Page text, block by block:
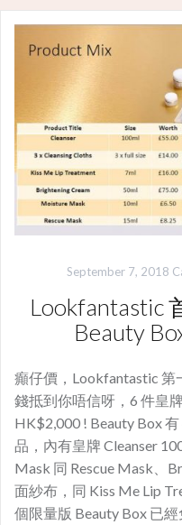
September 7, 2018
Lookfantastic
Beauty
癲仔價，Lookfantastic 第
錢抵到你唔信呀，6 件皇
HK$2,000 ! Beauty Box 有
品，內有皇牌 Cleanser
Mask 同 Rescue Mask、
面紗布，同 Kiss Me Lip
個限量版 Beauty Box 已